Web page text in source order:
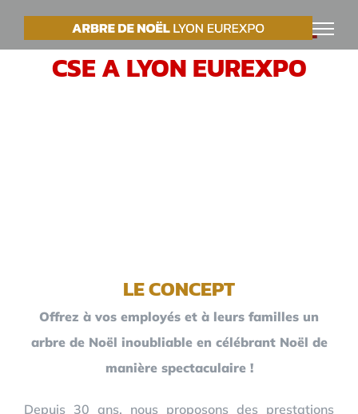
PasserVOTRE ARBRE DE NOËL
CSE A LYON EUREXPO
LE CONCEPT
Offrez à vos employés et à leurs familles un
arbre de Noël inoubliable en célébrant Noël de
manière spectaculaire !
Depuis 30 ans, nous proposons des prestations